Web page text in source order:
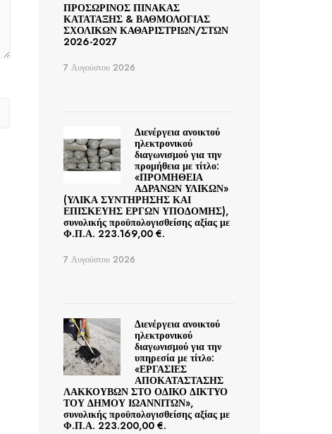
ΠΡΟΣΩΡΙΝΟΣ ΠΙΝΑΚΑΣ
ΚΑΤΑΤΑΞΗΣ & ΒΑΘΜΟΛΟΓΙΑΣ
ΣΧΟΛΙΚΩΝ ΚΑΘΑΡΙΣΤΡΙΩΝ/ΣΤΩΝ
2026-2027
7 Αυγούστου 2026
Διενέργεια ανοικτού
ηλεκτρονικού
διαγωνισμού για την
προμήθεια με τίτλο:
«ΠΡΟΜΗΘΕΙΑ
ΑΔΡΑΝΩΝ ΥΛΙΚΩΝ»
(ΥΛΙΚΑ ΣΥΝΤΗΡΗΣΗΣ ΚΑΙ
ΕΠΙΣΚΕΥΗΣ ΕΡΓΩΝ ΥΠΟΔΟΜΗΣ),
συνολικής προϋπολογισθείσης αξίας με
Φ.Π.Α. 223.169,00 €.
7 Αυγούστου 2026
Διενέργεια ανοικτού
ηλεκτρονικού
διαγωνισμού για την
υπηρεσία με τίτλο:
«ΕΡΓΑΣΙΕΣ
ΑΠΟΚΑΤΑΣΤΑΣΗΣ
ΛΑΚΚΟΥΒΩΝ ΣΤΟ ΟΔΙΚΟ ΔΙΚΤΥΟ
ΤΟΥ ΔΗΜΟΥ ΙΩΑΝΝΙΤΩΝ»,
συνολικής προϋπολογισθείσης αξίας με
Φ.Π.Α. 223.200,00 €.